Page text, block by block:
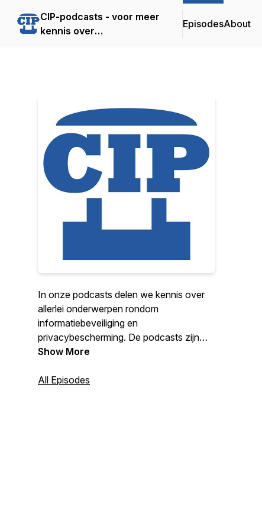
CIP-podcasts - voor meer
kennis over
EpisodesAbout
In onze podcasts delen we kennis over
allerlei onderwerpen rondom
informatiebeveiliging en
privacybescherming. De podcasts zijn
met name bedoeld voor professionals en
adviseurs.
Show More
All Episodes